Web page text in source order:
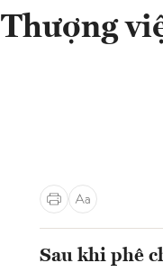
Thượng
Sau khi phê